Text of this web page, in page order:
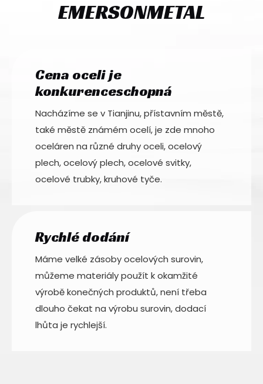
EMERSONMETAL
Cena oceli je
konkurenceschopná
Nacházíme se v Tianjinu, přístavním městě,
také městě známém ocelí, je zde mnoho
oceláren na různé druhy oceli, ocelový
plech, ocelový plech, ocelové svitky,
ocelové trubky, kruhové tyče.
Rychlé dodání
Máme velké zásoby ocelových surovin,
můžeme materiály použít k okamžité
výrobě konečných produktů, není třeba
dlouho čekat na výrobu surovin, dodací
lhůta je rychlejší.